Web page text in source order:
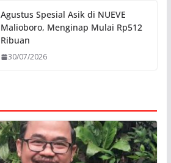
Agustus Spesial Asik di NUEVE
Malioboro, Menginap Mulai Rp512
Ribuan
30/07/2026